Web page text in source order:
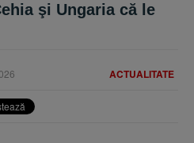
şi Ungaria că le
ACTUALITATE